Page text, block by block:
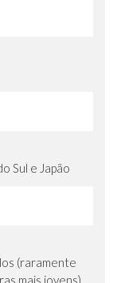
Sul e Japão
(raramente
mais jovens)